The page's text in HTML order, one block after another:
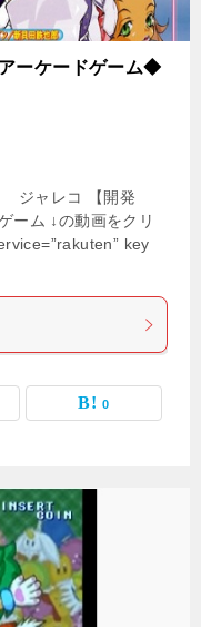
ーケードゲーム◆
ジャレコ 【開発
ム ↓の動画をクリ
key
0